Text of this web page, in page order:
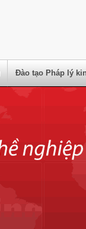
Đào tạo Pháp lý